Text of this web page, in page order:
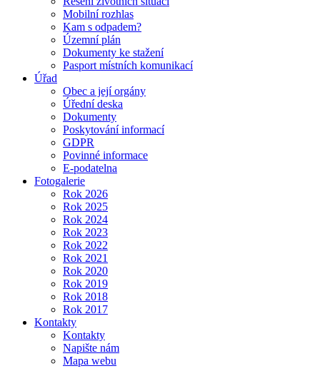
Mobilní rozhlas
Kam s odpadem?
Územní plán
Dokumenty ke stažení
Pasport místních komunikací
Úřad
Obec a její orgány
Úřední deska
Dokumenty
Poskytování informací
GDPR
Povinné informace
E-podatelna
Fotogalerie
Rok 2026
Rok 2025
Rok 2024
Rok 2023
Rok 2022
Rok 2021
Rok 2020
Rok 2019
Rok 2018
Rok 2017
Kontakty
Kontakty
Napište nám
Mapa webu